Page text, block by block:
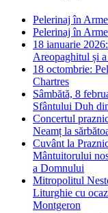
Pelerinaj în
Pelerinaj în
18 ianuarie
Areopaghitul și
18 octombrie:
Chartres
Sâmbătă, 8
Sfântului Duh
Concertul
Neamț la
Cuvânt la
Mântuitorului
a Domnului
Mitropolitul
Liturghie cu
Montgeron